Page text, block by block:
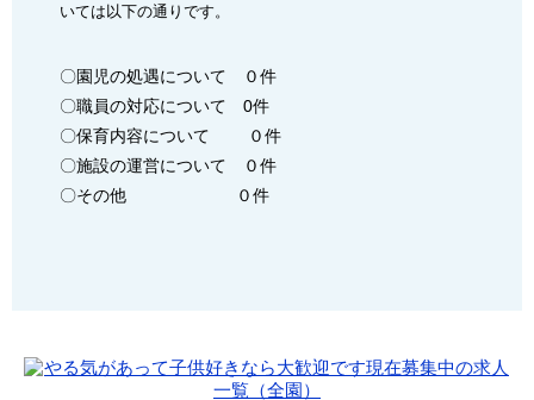
いては以下の通りです。
〇園児の処遇について ０件
〇職員の対応について 0件
〇保育内容について ０件
〇施設の運営について ０件
〇その他 ０件